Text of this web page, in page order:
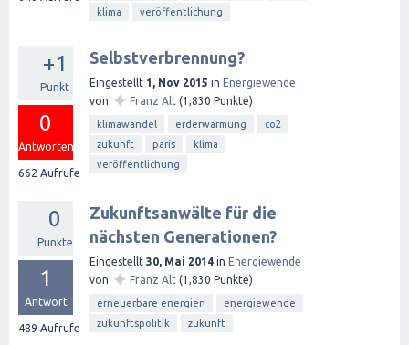
klima
veröffentlichung
+1
Punkt
0
Antworten
662 Aufrufe
Selbstverbrennung?
Eingestellt 1, Nov 2015 in Energiewende
von ✦ Franz Alt (1,830 Punkte)
klimawandel erderwärmung
co2
zukunft
paris
klima
veröffentlichung
0
Punkte
1
Antwort
489 Aufrufe
Zukunftsanwälte für die
nächsten Generationen?
Eingestellt 30, Mai 2014 in Energiewende
von ✦ Franz Alt (1,830 Punkte)
erneuerbare energien
energiewende
zukunftspolitik
zukunft